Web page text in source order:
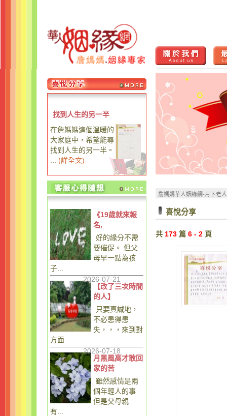
找到人生的另一半
在詹媽媽這個溫暖的
大家庭中，希望能尋
找到人生的另一半。
(詳全文)
《19歲就來報
名,
好的緣分不需
要催促。 但父
母早一點為孩
子...
2026-07-21
【改了三次時間
的人】
只要真誠地，
不必患得患
失，，，來到對
方面...
2026-07-18
月黑風高才敢回
家的苦
雖然感情是兩
個年輕人的事
但是父母親
有...
詹媽媽華人姻緣網-月下老
喜悅分享
共 173 篇 6 - 2 頁